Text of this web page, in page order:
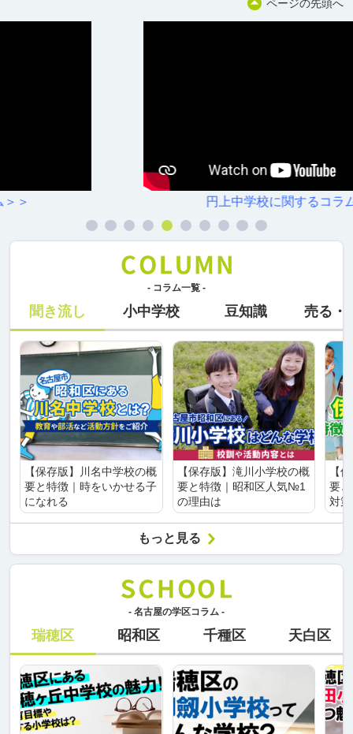
ページの先頭へ
円上中学校に関するコラム＞＞
- コラム一覧 -
聞き流し 小中学校 豆知識 売る・
【保存版】川名中学校の概
要と特徴｜時をいかせる子
になれる
【保存版】滝川小学校の概
要と特徴｜昭和区人気№1
の理由は
【
要
対
もっと見る
- 名古屋の学区コラム -
瑞穂区 昭和区 千種区 天白区